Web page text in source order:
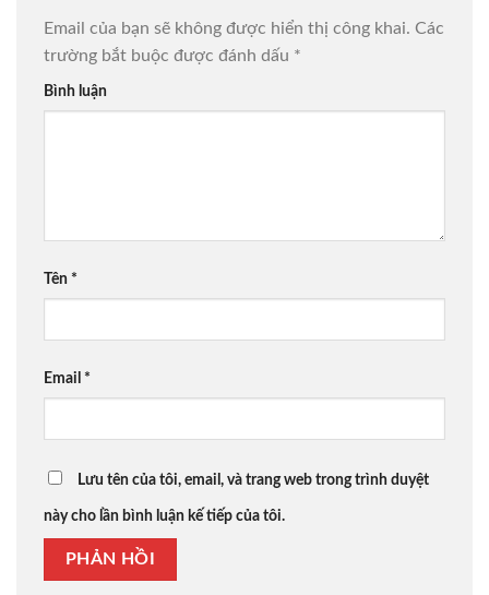
Email của bạn sẽ không được hiển thị công khai. Các
trường bắt buộc được đánh dấu *
Bình luận
Tên *
Email *
Lưu tên của tôi, email, và trang web trong trình duyệt
này cho lần bình luận kế tiếp của tôi.